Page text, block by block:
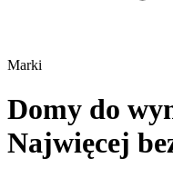
Marki
Domy do
Najwięcej